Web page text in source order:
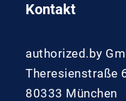
Kontakt
authorized.by
Theresienstraße
80333 München